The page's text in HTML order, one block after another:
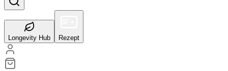
Longevity Hub Rezept